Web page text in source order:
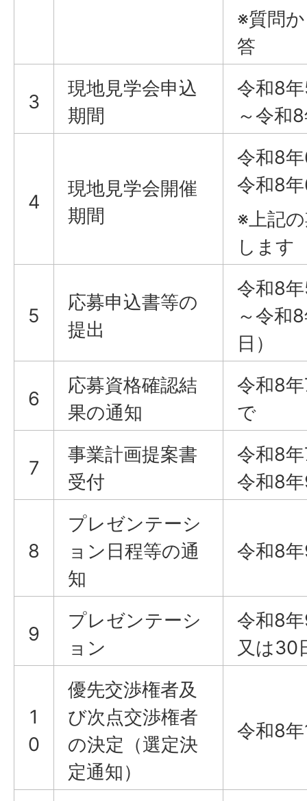
※質問
答
3
現地見学会申込
期間
令和8
～令和
4
現地見学会開催
期間
令和8
令和8
※上記
します
5
応募申込書等の
提出
令和8
～令和
日）
6
応募資格確認結
果の通知
令和8
で
7
事業計画提案書
受付
令和8
令和8
8
プレゼンテーシ
ョン日程等の通
知
令和8
9
プレゼンテーシ
ョン
令和8
又は30
1
0
優先交渉権者及
び次点交渉権者
の決定（選定決
定通知）
令和8